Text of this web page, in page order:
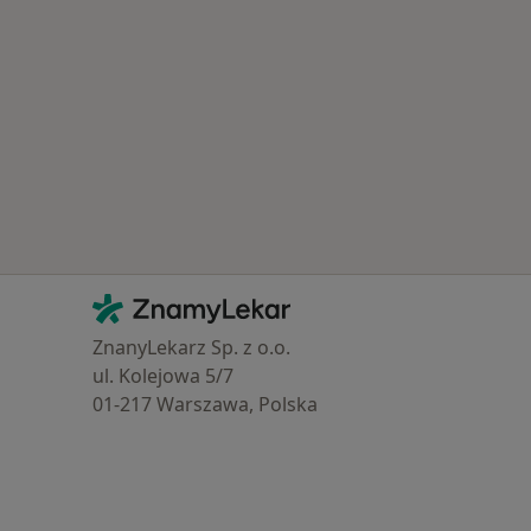
Kontakt
ZnamyLekar - Hlavní stránka
ZnanyLekarz Sp. z o.o.
ul. Kolejowa 5/7
01-217 Warszawa, Polska